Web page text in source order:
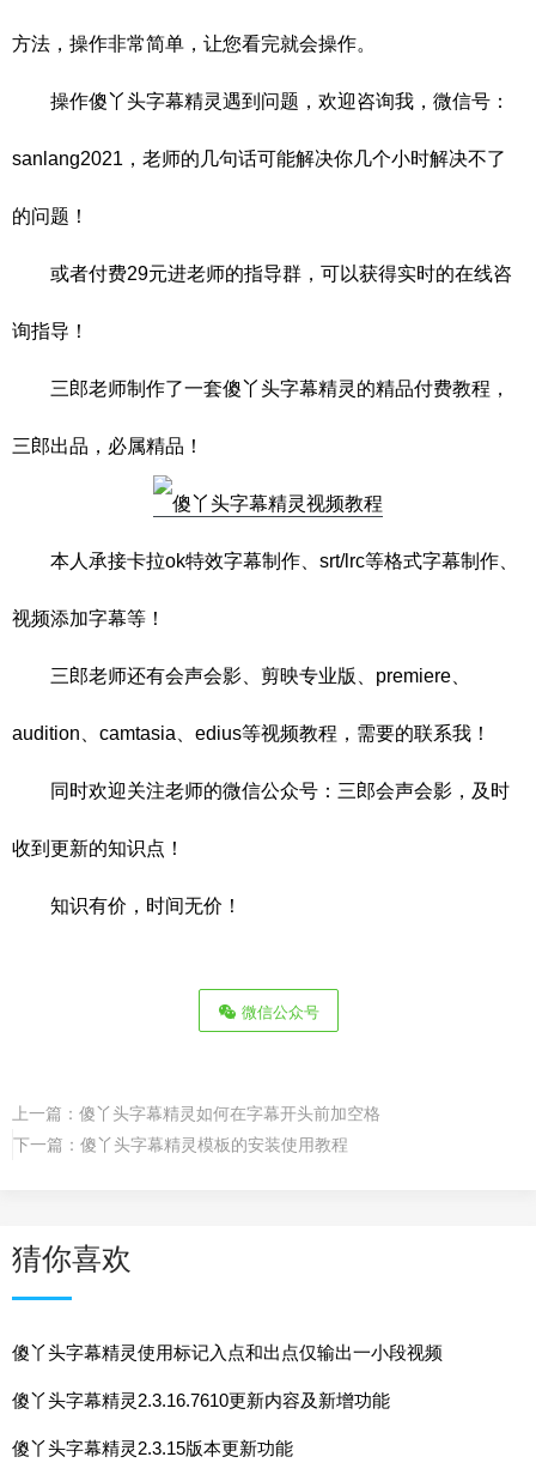
方法，操作非常简单，让您看完就会操作。
操作傻丫头字幕精灵遇到问题，欢迎咨询我，微信号：
sanlang2021，老师的几句话可能解决你几个小时解决不了
的问题！
或者付费29元进老师的指导群，可以获得实时的在线咨
询指导！
三郎老师制作了一套傻丫头字幕精灵的精品付费教程，
三郎出品，必属精品！
本人承接卡拉ok特效字幕制作、srt/lrc等格式字幕制作、
视频添加字幕等！
三郎老师还有会声会影、剪映专业版、premiere、
audition、camtasia、edius等视频教程，需要的联系我！
同时欢迎关注老师的微信公众号：三郎会声会影，及时
收到更新的知识点！
知识有价，时间无价！
微信公众号
上一篇： 傻丫头字幕精灵如何在字幕开头前加空格
下一篇： 傻丫头字幕精灵模板的安装使用教程
猜你喜欢
傻丫头字幕精灵使用标记入点和出点仅输出一小段视频
傻丫头字幕精灵2.3.16.7610更新内容及新增功能
傻丫头字幕精灵2.3.15版本更新功能